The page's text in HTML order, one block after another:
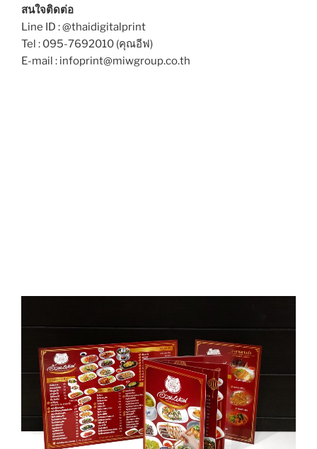
สนใจติดต่อ
Line ID : @thaidigitalprint
Tel : 095-7692010 (คุณอีฟ)
E-mail : infoprint@miwgroup.co.th